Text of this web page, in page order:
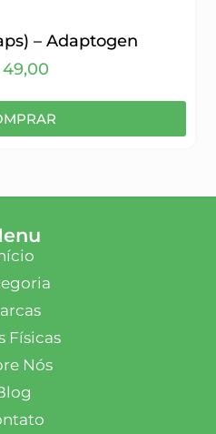
– Adaptogen
49,00
Físicas
Nós